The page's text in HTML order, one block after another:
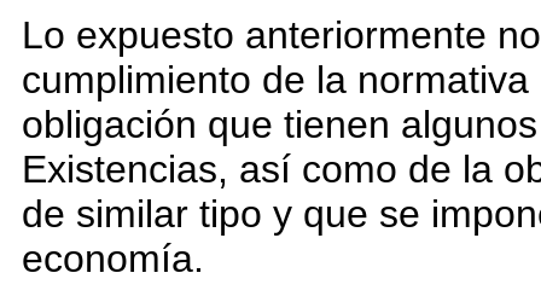
Lo expuesto anteriormente
cumplimiento de la
obligación que tienen
Existencias, así como de la
de similar tipo y que se
economía.